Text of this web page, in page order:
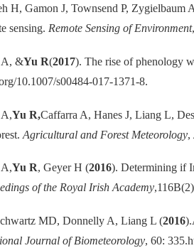
H, Gamon J, Townsend P, Zygielbaum
sensing. Remote Sensing of Environment
A, &Yu R(2017). The rise of phenology
10.1007/s00484-017-1371-8.
Yu R,Caffarra A, Hanes J, Liang L,
Agricultural and Forest Meteorology,
Yu R, Geyer H (2016). Determining if
of the Royal Irish Academy
MD, Donnelly A, Liang L (2016
Journal of Biometeorology, 60: 335.